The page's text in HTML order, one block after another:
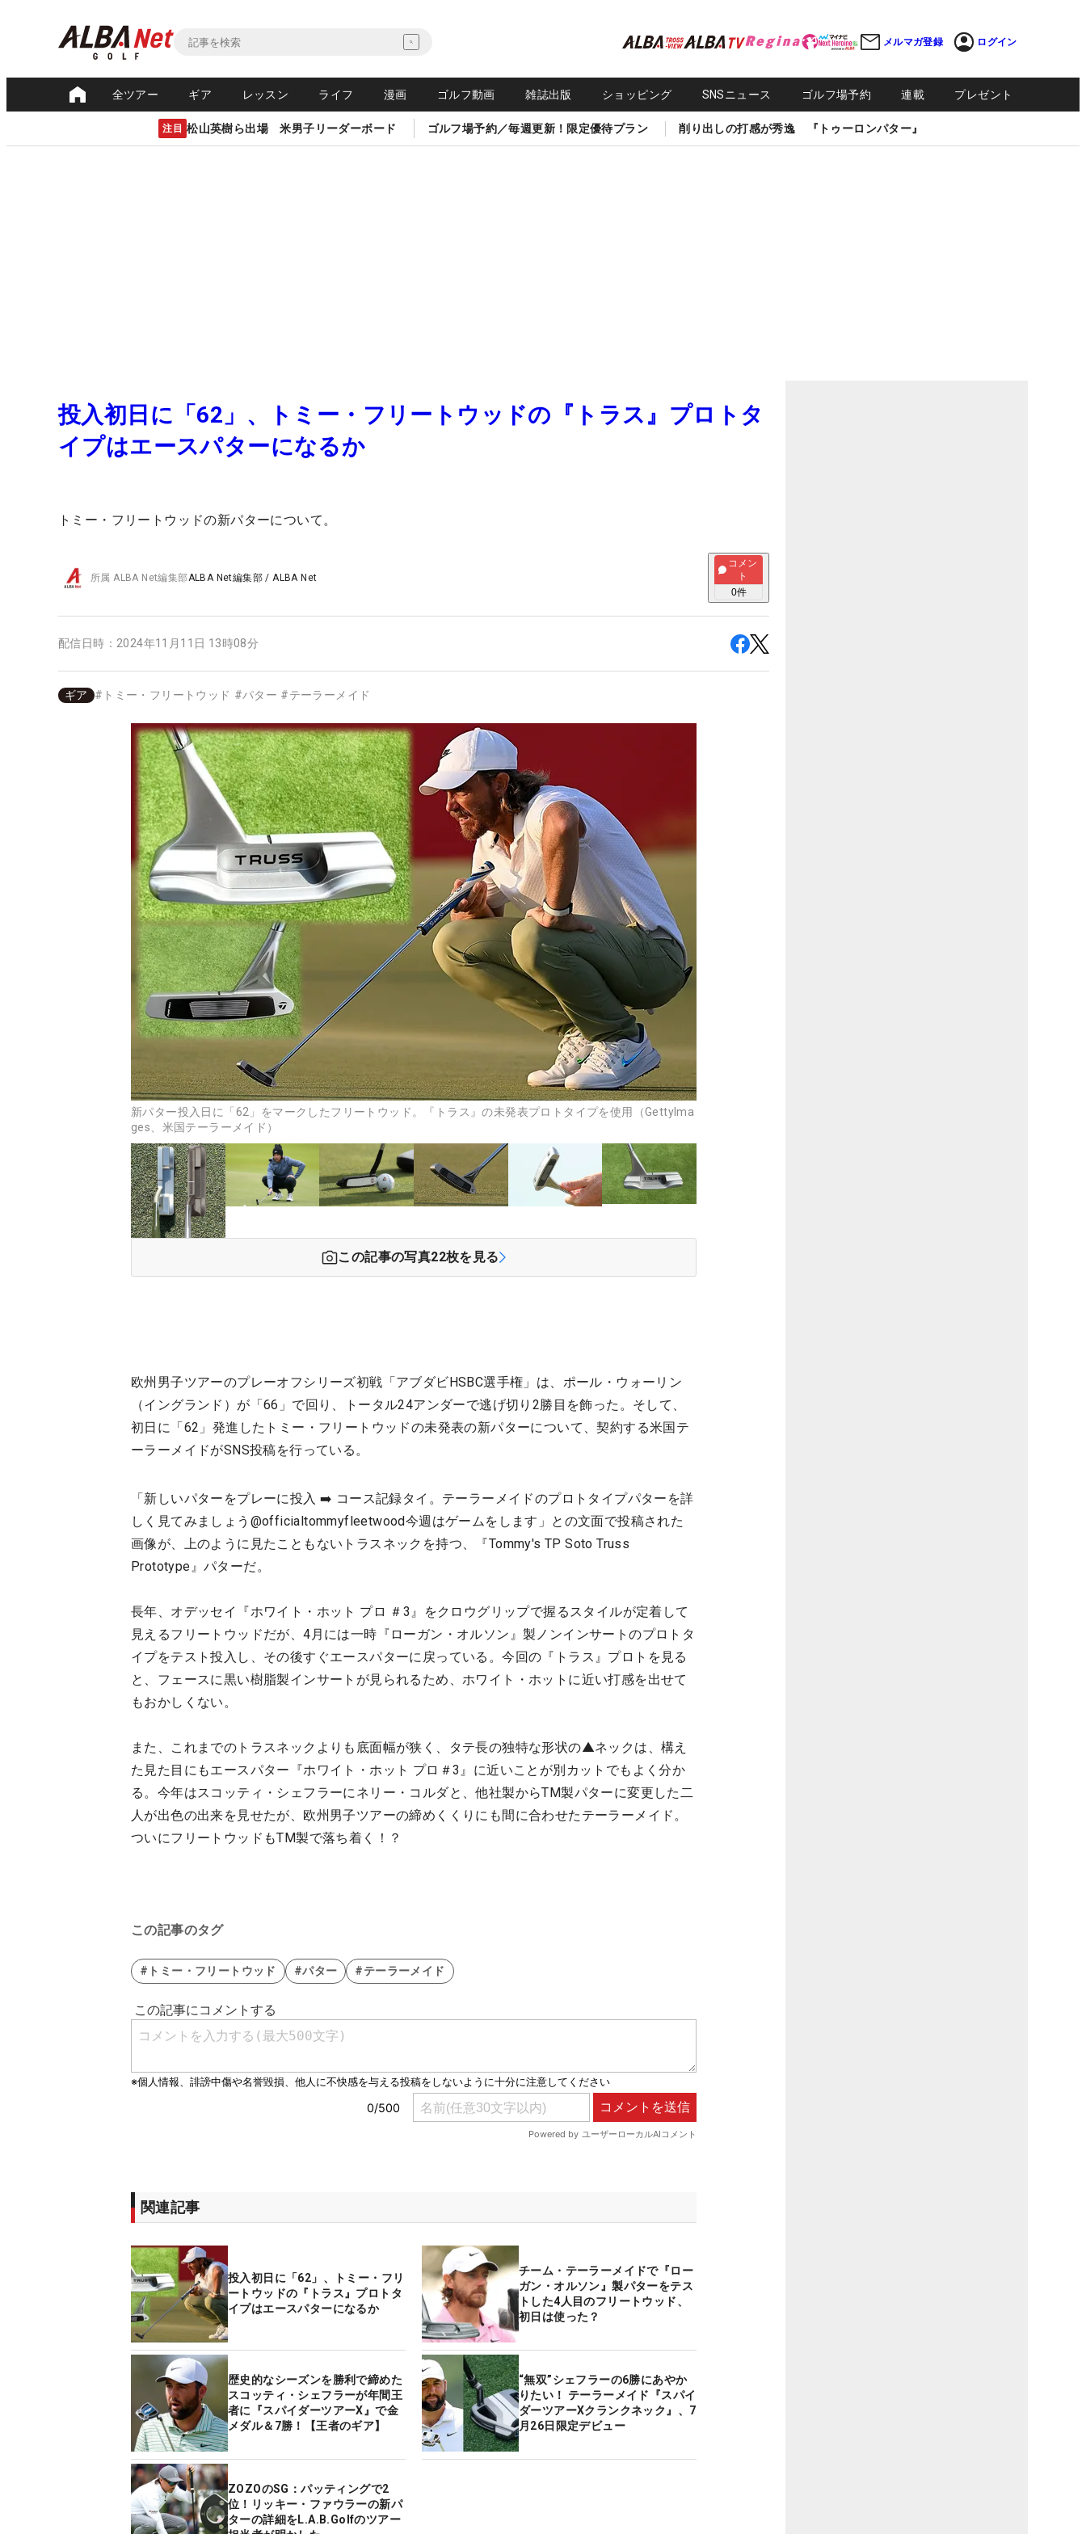
メルマガ登録 ログイン
全ツアー ギア レッスン ライフ 漫画 ゴルフ動画 雑誌出版 ショッピング SNSニュース ゴルフ場予約 連載 プレゼント
注目 松山英樹ら出場 米男子リーダーボード ゴルフ場予約／毎週更新！限定優待プラン 削り出しの打感が秀逸 『トゥーロンパター』
投入初日に「62」、トミー・フリートウッドの『トラス』プロトタ
イプはエースパターになるか
トミー・フリートウッドの新パターについて。
所属ALBA Net編集部ALBA Net編集部 /ALBA Net
コメン
ト
0件
配信日時： 2024年11月11日 13時08分
ギア # トミー・フリートウッド #パター #テーラーメイド
新パター投入日に「62」をマークしたフリートウッド。『トラス』の未発表プロトタイプを使用（GettyIma
ges、米国テーラーメイド）
この記事の写真22枚を見る
欧州男子ツアーのプレーオフシリーズ初戦「アブダビHSBC選手権」は、ポール・ウォーリン
（イングランド）が「66」で回り、トータル24アンダーで逃げ切り2勝目を飾った。そして、
初日に「62」発進したトミー・フリートウッドの未発表の新パターについて、契約する米国テ
ーラーメイドがSNS投稿を行っている。
「新しいパターをプレーに投入 ➡️ コース記録タイ。テーラーメイドのプロトタイプパターを詳
しく見てみましょう@officialtommyfleetwood今週はゲームをします」との文面で投稿された
画像が、上のように見たこともないトラスネックを持つ、『Tommy's TP Soto Truss
Prototype』パターだ。
長年、オデッセイ『ホワイト・ホット プロ ＃3』をクロウグリップで握るスタイルが定着して
見えるフリートウッドだが、4月には一時『ローガン・オルソン』製ノンインサートのプロトタ
イプをテスト投入し、その後すぐエースパターに戻っている。今回の『トラス』プロトを見る
と、フェースに黒い樹脂製インサートが見られるため、ホワイト・ホットに近い打感を出せて
もおかしくない。
また、これまでのトラスネックよりも底面幅が狭く、タテ長の独特な形状の▲ネックは、構え
た見た目にもエースパター『ホワイト・ホット プロ＃3』に近いことが別カットでもよく分か
る。今年はスコッティ・シェフラーにネリー・コルダと、他社製からTM製パターに変更した二
人が出色の出来を見せたが、欧州男子ツアーの締めくくりにも間に合わせたテーラーメイド。
ついにフリートウッドもTM製で落ち着く！？
この記事のタグ
#トミー・フリートウッド #パター #テーラーメイド
関連記事
投入初日に「62」、トミー・フリ
ートウッドの『トラス』プロトタ
イプはエースパターになるか
チーム・テーラーメイドで『ロー
ガン・オルソン』製パターをテス
トした4人目のフリートウッド、
初日は使った？
歴史的なシーズンを勝利で締めた
スコッティ・シェフラーが年間王
者に『スパイダーツアーX』で金
メダル＆7勝！【王者のギア】
“無双”シェフラーの6勝にあやか
りたい！ テーラーメイド『スパイ
ダーツアーXクランクネック』、7
月26日限定デビュー
ZOZOのSG：パッティングで2
位！リッキー・ファウラーの新パ
ターの詳細をL.A.B.Golfのツアー